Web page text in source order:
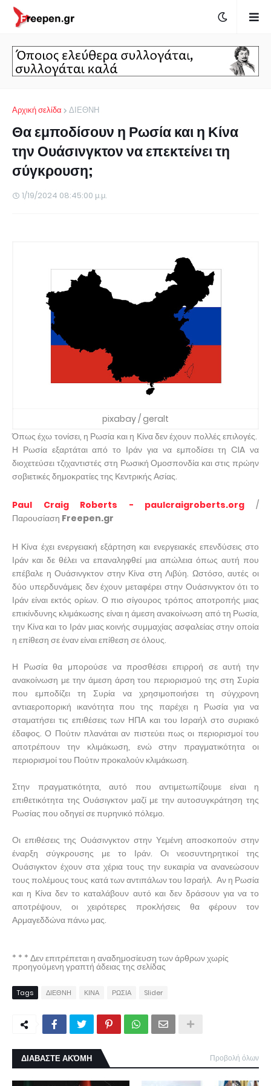
Αρχική σελίδα ΔΙΕΘΝΗ
Θα εμποδίσουν η Ρωσία και η Κίνα
την Ουάσινγκτον να επεκτείνει τη
σύγκρουση;
1/19/2024 08:45:00 μ.μ.
pixabay / geralt
Όπως έχω τονίσει, η Ρωσία και η Κίνα δεν έχουν πολλές επιλογές.
Η Ρωσία εξαρτάται από το Ιράν για να εμποδίσει τη CIA να
διοχετεύσει τζιχαντιστές στη Ρωσική Ομοσπονδία και στις πρώην
σοβιετικές δημοκρατίες της Κεντρικής Ασίας.
Paul Craig Roberts - paulcraigroberts.org /
Παρουσίαση Freepen.gr
Η Κίνα έχει ενεργειακή εξάρτηση και ενεργειακές επενδύσεις στο
Ιράν και δε θέλει να επαναληφθεί μια απώλεια όπως αυτή που
επέβαλε η Ουάσινγκτον στην Κίνα στη Λιβύη. Ωστόσο, αυτές οι
δύο υπερδυνάμεις δεν έχουν μεταφέρει στην Ουάσινγκτον ότι το
Ιράν είναι εκτός ορίων. Ο πιο σίγουρος τρόπος αποτροπής μιας
επικίνδυνης κλιμάκωσης είναι η άμεση ανακοίνωση από τη Ρωσία,
την Κίνα και το Ιράν μιας κοινής συμμαχίας ασφαλείας στην οποία
η επίθεση σε έναν είναι επίθεση σε όλους.
Η Ρωσία θα μπορούσε να προσθέσει επιρροή σε αυτή την
ανακοίνωση με την άμεση άρση του περιορισμού της στη Συρία
που εμποδίζει τη Συρία να χρησιμοποιήσει τη σύγχρονη
αντιαεροπορική ικανότητα που της παρέχει η Ρωσία για να
σταματήσει τις επιθέσεις των ΗΠΑ και του Ισραήλ στο συριακό
έδαφος. Ο Πούτιν πλανάται αν πιστεύει πως οι περιορισμοί του
αποτρέπουν την κλιμάκωση, ενώ στην πραγματικότητα οι
περιορισμοί του Πούτιν προκαλούν κλιμάκωση.
Στην πραγματικότητα, αυτό που αντιμετωπίζουμε είναι η
επιθετικότητα της Ουάσιγκτον μαζί με την αυτοσυγκράτηση της
Ρωσίας που οδηγεί σε πυρηνικό πόλεμο.
Οι επιθέσεις της Ουάσινγκτον στην Υεμένη αποσκοπούν στην
έναρξη σύγκρουσης με το Ιράν. Οι νεοσυντηρητικοί της
Ουάσιγκτον έχουν στα χέρια τους την ευκαιρία να ανανεώσουν
τους πολέμους τους κατά των αντιπάλων του Ισραήλ. Αν η Ρωσία
και η Κίνα δεν το καταλάβουν αυτό και δεν δράσουν για να το
αποτρέψουν, οι χειρότερες προκλήσεις θα φέρουν τον
Αρμαγεδδώνα πάνω μας.
* * * Δεν επιτρέπεται η αναδημοσίευση των άρθρων χωρίς
προηγούμενη γραπτή άδειας της σελίδας
Tags ΔΙΕΘΝΗ ΚΙΝΑ ΡΩΣΙΑ Slider
ΔΙΑΒΑΣΤΕ ΑΚΌΜΗ Προβολή όλων